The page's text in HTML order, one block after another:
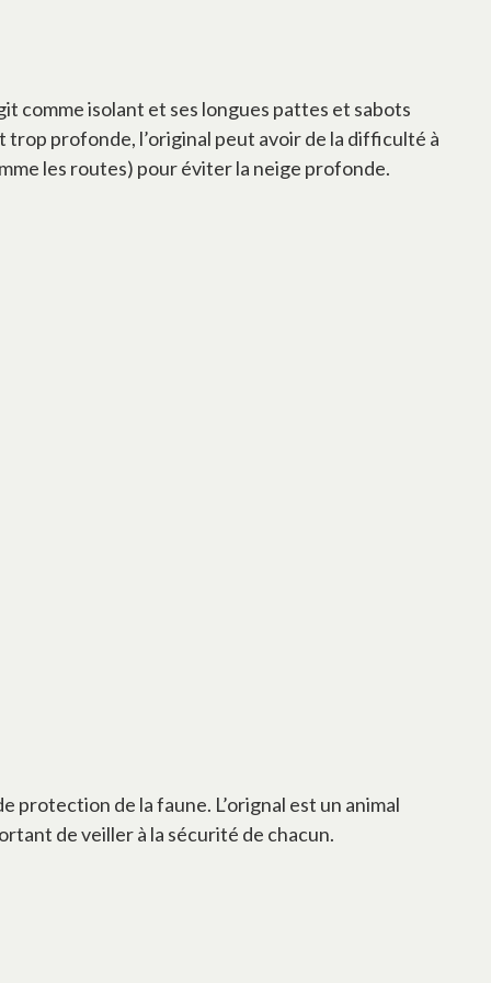
comme isolant et ses longues pattes et sabots
profonde, l’original peut avoir de la difficulté à
les routes) pour éviter la neige profonde.
protection de la faune. L’orignal est un animal
de veiller à la sécurité de chacun.